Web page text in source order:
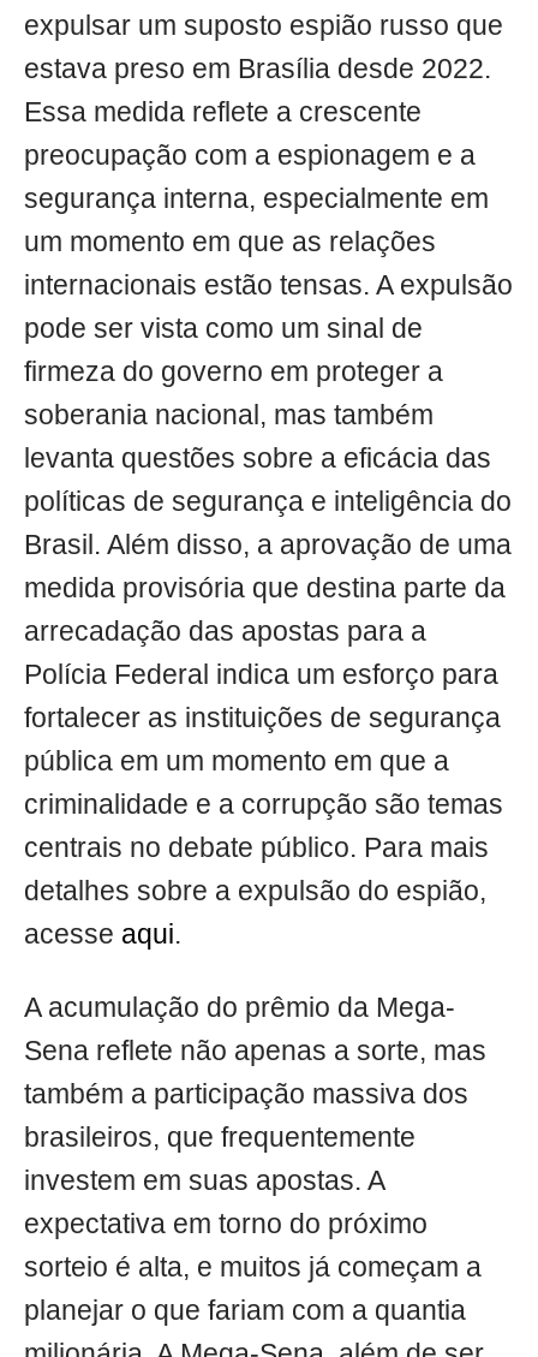
expulsar um suposto espião russo que
estava preso em Brasília desde 2022.
Essa medida reflete a crescente
preocupação com a espionagem e a
segurança interna, especialmente em
um momento em que as relações
internacionais estão tensas. A expulsão
pode ser vista como um sinal de
firmeza do governo em proteger a
soberania nacional, mas também
levanta questões sobre a eficácia das
políticas de segurança e inteligência do
Brasil. Além disso, a aprovação de uma
medida provisória que destina parte da
arrecadação das apostas para a
Polícia Federal indica um esforço para
fortalecer as instituições de segurança
pública em um momento em que a
criminalidade e a corrupção são temas
centrais no debate público. Para mais
detalhes sobre a expulsão do espião,
acesse aqui.
A acumulação do prêmio da Mega-
Sena reflete não apenas a sorte, mas
também a participação massiva dos
brasileiros, que frequentemente
investem em suas apostas. A
expectativa em torno do próximo
sorteio é alta, e muitos já começam a
planejar o que fariam com a quantia